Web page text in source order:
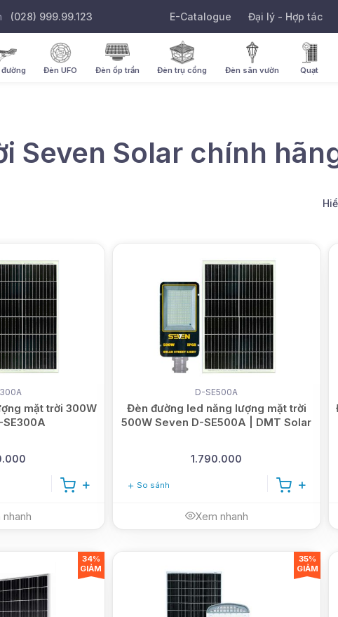
(028) 999.99.123 E-Catalogue Đại lý - Hợp tác
Đèn UFO Đèn ốp trần Đèn trụ cổng Đèn sân vườn Quạt
Seven Solar chính
mặt trời 300W
nhanh
D-SE500A
Đèn đường led năng lượng mặt trời
500W Seven D-SE500A | DMT Solar
1.790.000
So sánh
Xem nhanh
34%
GIẢM
35%
GIẢM